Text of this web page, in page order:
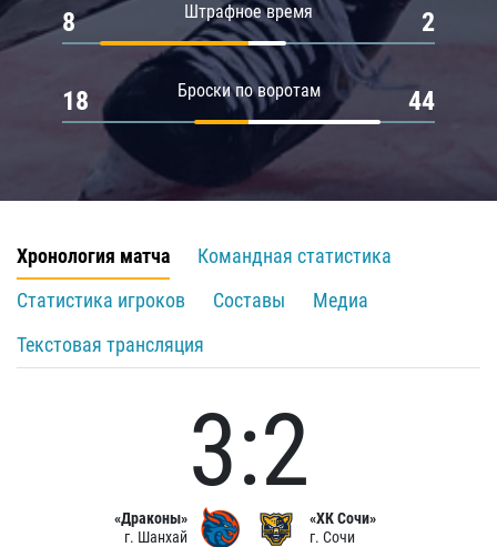
Штрафное время
8 2
Броски по воротам
18 44
Хронология матча
Командная статистика
Статистика игроков
Составы
Медиа
Текстовая трансляция
«Драконы»
г. Шанхай
3:2
«ХК Сочи»
г. Сочи